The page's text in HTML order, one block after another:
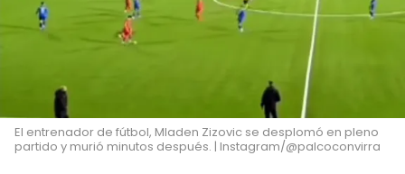
El entrenador de fútbol, Mladen Zizovic se desplomó en pleno
partido y murió minutos después. | Instagram/@palcoconvirra